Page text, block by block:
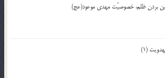
بين بردن ظلم، خصوصيّت مهدي موعود(عج)
(1)